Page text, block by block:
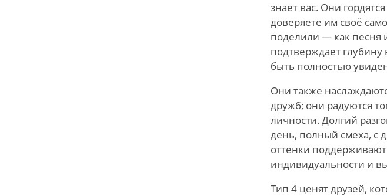
знает вас. Они
доверяете им своё
поделили — как песня
подтверждает
быть полностью
Они также
дружб; они радуются
личности. Долгий
день, полный смеха, с
оттенки
индивидуальности и
Тип 4 ценят друзей,